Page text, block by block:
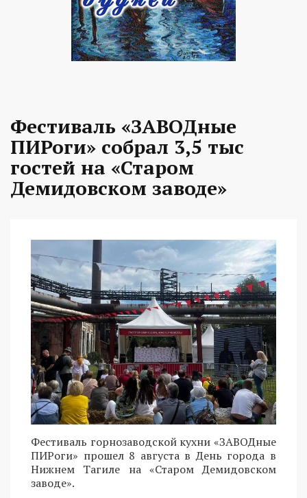
Фестиваль «ЗАВОДные
ПИРоги» собрал 3,5 тыс
гостей на «Старом
Демидовском заводе»
Фестиваль горнозаводской кухни «ЗАВОДные
ПИРоги» прошел 8 августа в День города в
Нижнем Тагиле на «Старом Демидовском
заводе».